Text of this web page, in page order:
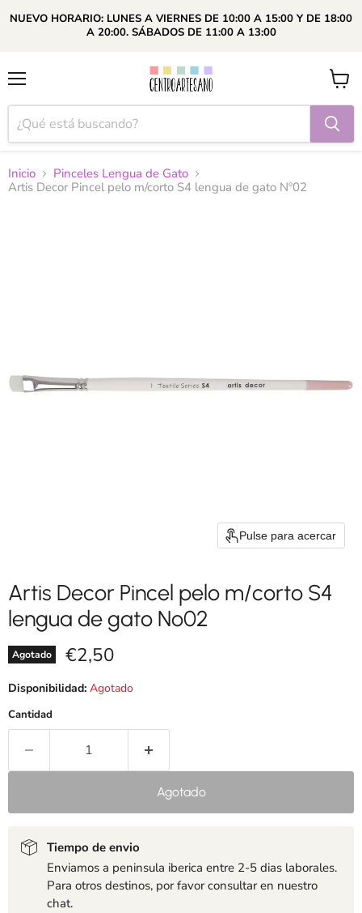
NUEVO HORARIO: LUNES A VIERNES DE 10:00 A 15:00 Y DE 18:00
A 20:00. SÁBADOS DE 11:00 A 13:00
Ver
carrito
Inicio
Pinceles Lengua de Gato
Artis Decor Pincel pelo m/corto S4 lengua de gato Nº02
Pulse para acercar
Artis Decor Pincel pelo m/corto S4
lengua de gato Nº02
Agotado Precio actual
€2,50
Disponibilidad: Agotado
Cantidad
Agotado
Tiempo de envio
Enviamos a peninsula iberica entre 2-5 dias laborales.
Para otros destinos, por favor consultar en nuestro
chat.